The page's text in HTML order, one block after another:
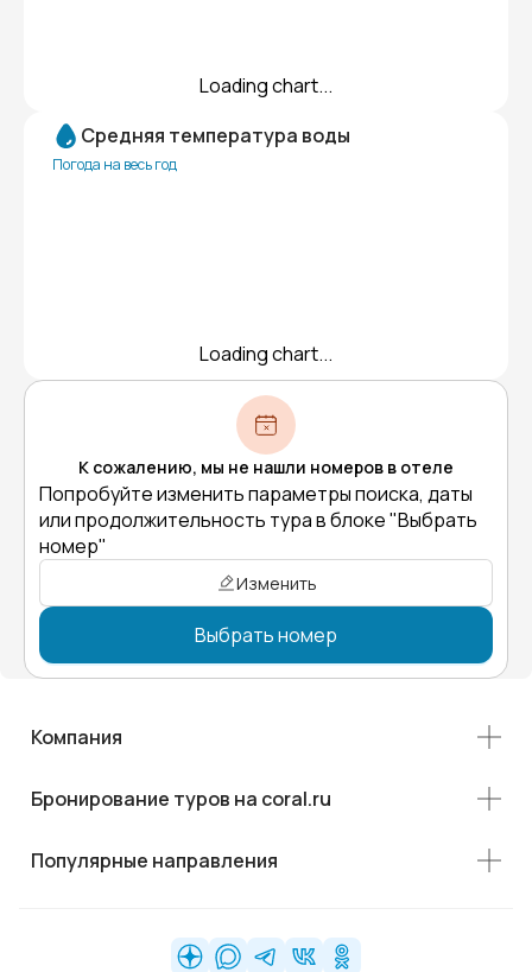
Loading chart...
Средняя температура воды
Погода на весь год
Loading chart...
К сожалению, мы не нашли номеров в отеле
Попробуйте изменить параметры поиска, даты
или продолжительность тура в блоке "Выбрать
номер"
Изменить
Выбрать номер
Компания
Бронирование туров на coral.ru
Популярные направления